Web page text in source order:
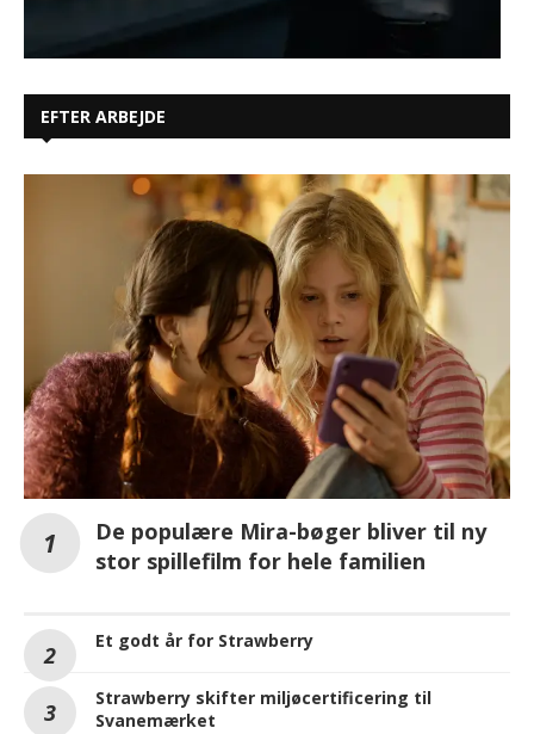
EFTER ARBEJDE
De populære Mira-bøger bliver til ny
stor spillefilm for hele familien
Et godt år for Strawberry
Strawberry skifter miljøcertificering til
Svanemærket